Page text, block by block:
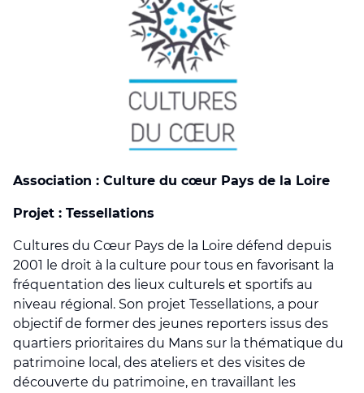
Association : Culture du cœur Pays de la Loire
Projet : Tessellations
Cultures du Cœur Pays de la Loire défend depuis
2001 le droit à la culture pour tous en favorisant la
fréquentation des lieux culturels et sportifs au
niveau régional. Son projet Tessellations, a pour
objectif de former des jeunes reporters issus des
quartiers prioritaires du Mans sur la thématique du
patrimoine local, des ateliers et des visites de
découverte du patrimoine, en travaillant les